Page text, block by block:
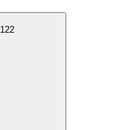
122